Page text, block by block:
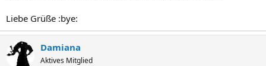
Liebe Grüße :bye:
Damiana
Aktives Mitglied